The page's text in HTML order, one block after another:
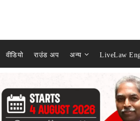
वीडियो राउंड अप अन्य LiveLaw